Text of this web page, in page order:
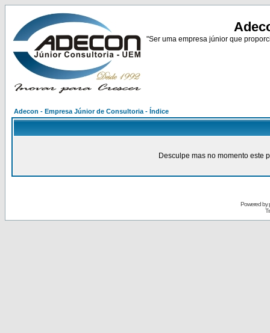
"Ser uma empresa júnior que
Adecon - Empresa Júnior de Consultoria - Índice
Desculpe mas no momento este
Powered by